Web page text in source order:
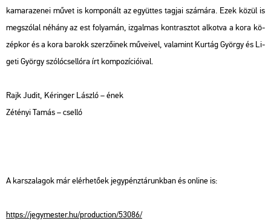
ka­ma­ra­ze­nei művet is kom­po­nált az együt­tes tag­jai szá­má­ra. Ezek közül is
meg­szó­lal né­hány az est fo­lya­mán, iz­gal­mas kont­rasz­tot al­kot­va a kora kö­
zép­kor és a kora ba­rokk szer­ző­i­nek mű­ve­i­vel, va­la­mint Kurt­ág György és Li­
ge­ti György szó­ló­csel­ló­ra írt kom­po­zí­ci­ó­i­val.
Rajk Judit, Kér­in­ger Lász­ló – ének
Zét­ényi Tamás – csel­ló
A kar­sza­la­gok már el­ér­he­tő­ek jegy­pénz­tá­runk­ban és on­line is:
https://​jegy­mes­ter.​hu/​pro­duc­ti­on/​53086/